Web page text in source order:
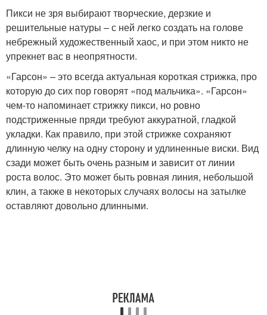
Пикси не зря выбирают творческие, дерзкие и
решительные натуры – с ней легко создать на голове
небрежный художественный хаос, и при этом никто не
упрекнет вас в неопрятности.
«Гарсон» – это всегда актуальная короткая стрижка, про
которую до сих пор говорят «под мальчика». «Гарсон»
чем-то напоминает стрижку пикси, но ровно
подстриженные пряди требуют аккуратной, гладкой
укладки. Как правило, при этой стрижке сохраняют
длинную челку на одну сторону и удлиненные виски. Вид
сзади может быть очень разным и зависит от линии
роста волос. Это может быть ровная линия, небольшой
клин, а также в некоторых случаях волосы на затылке
оставляют довольно длинными.